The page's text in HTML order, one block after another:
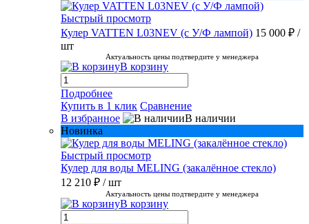
Быстрый просмотр
Кулер VATTEN L03NEV (с У/Ф лампой) 15 000 ₽ /
шт
Актуальность цены подтвердите у менеджера
В корзину
Подробнее
Купить в 1 клик Сравнение
В избранное
В наличии
Новинка
Быстрый просмотр
Кулер для воды MELING (закалённое стекло)
12 210 ₽ / шт
Актуальность цены подтвердите у менеджера
В корзину